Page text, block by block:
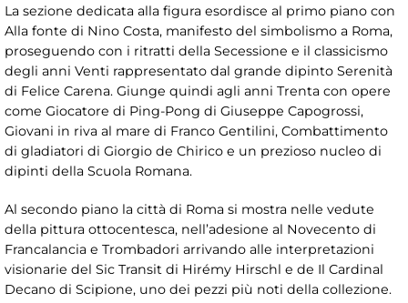
La sezione dedicata alla figura esordisce al primo piano con
Alla fonte di Nino Costa, manifesto del simbolismo a Roma,
proseguendo con i ritratti della Secessione e il classicismo
degli anni Venti rappresentato dal grande dipinto Serenità
di Felice Carena. Giunge quindi agli anni Trenta con opere
come Giocatore di Ping-Pong di Giuseppe Capogrossi,
Giovani in riva al mare di Franco Gentilini, Combattimento
di gladiatori di Giorgio de Chirico e un prezioso nucleo di
dipinti della Scuola Romana.
Al secondo piano la città di Roma si mostra nelle vedute
della pittura ottocentesca, nell’adesione al Novecento di
Francalancia e Trombadori arrivando alle interpretazioni
visionarie del Sic Transit di Hirémy Hirschl e de Il Cardinal
Decano di Scipione, uno dei pezzi più noti della collezione.